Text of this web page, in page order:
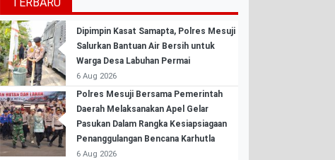
Dipimpin Kasat Samapta, Polres Mesuji
Salurkan Bantuan Air Bersih untuk
Warga Desa Labuhan Permai
6 Aug 2026
Polres Mesuji Bersama Pemerintah
Daerah Melaksanakan Apel Gelar
Pasukan Dalam Rangka Kesiapsiagaan
Penanggulangan Bencana Karhutla
6 Aug 2026